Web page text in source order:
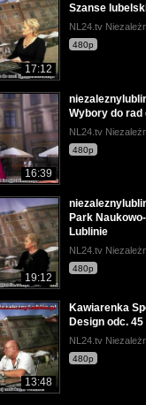
17:12
Szanse
NL24.tv
480p
16:39
Wybory do rad
NL24.tv
480p
19:12
Park
Lublinie
NL24.tv
480p
13:48
Kawiarenka
Design odc.
NL24.tv
480p